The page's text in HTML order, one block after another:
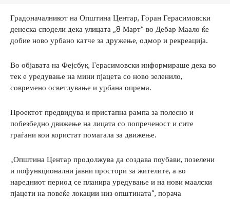
Градоначалникот на Општина Центар, Горан Герасимовски
денеска сподели дека улицата „8 Март“ во Дебар Маало ќе
добие ново урбано катче за дружење, одмор и рекреација.
Во објавата на Фејсбук, Герасимовски информираше дека во
тек е уредување на мини пјацета со ново зеленило,
современо осветлување и урбана опрема.
Проектот предвидува и пристапна рампа за полесно и
побезбедно движење на лицата со попреченост и сите
граѓани кои користат помагала за движење.
„Општина Центар продолжува да создава поубави, позелени
и пофункционални јавни простори за жителите, а во
наредниот период се планира уредување и на нови маалски
пјацети на повеќе локации низ општината“, порача